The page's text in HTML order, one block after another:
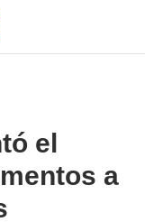
el
a